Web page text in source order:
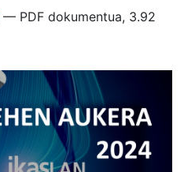
— PDF dokumentua, 3.92